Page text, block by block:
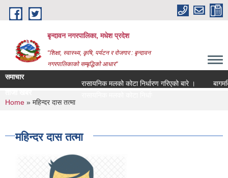
Skip to main content
बृन्दावन नगरपालिका, मधेश प्रदेश
"शिक्षा, स्वास्थ्य, कृषि, पर्यटन र रोजगार : बृन्दावन
नगरपालिकाको सम्बृद्धिको आधार"
समाचार
रासायनिक मलको कोटा निर्धारण गरिएको बारे ।
बागमति
You are here
Home » महिन्दर दास तत्मा
महिन्दर दास तत्मा